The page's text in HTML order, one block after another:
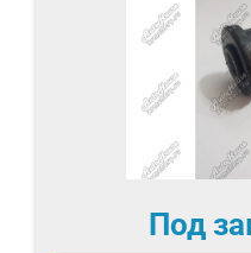
Под